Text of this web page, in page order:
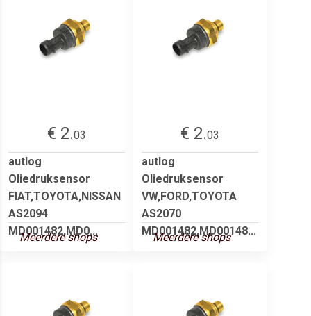
€ 2.03
autlog
Oliedruksensor
FIAT,TOYOTA,NISSAN
AS2094
MD001482,MD0...
Meerdere shops
€ 2.03
autlog
Oliedruksensor
VW,FORD,TOYOTA
AS2070
MD001482,MD00148...
Meerdere shops